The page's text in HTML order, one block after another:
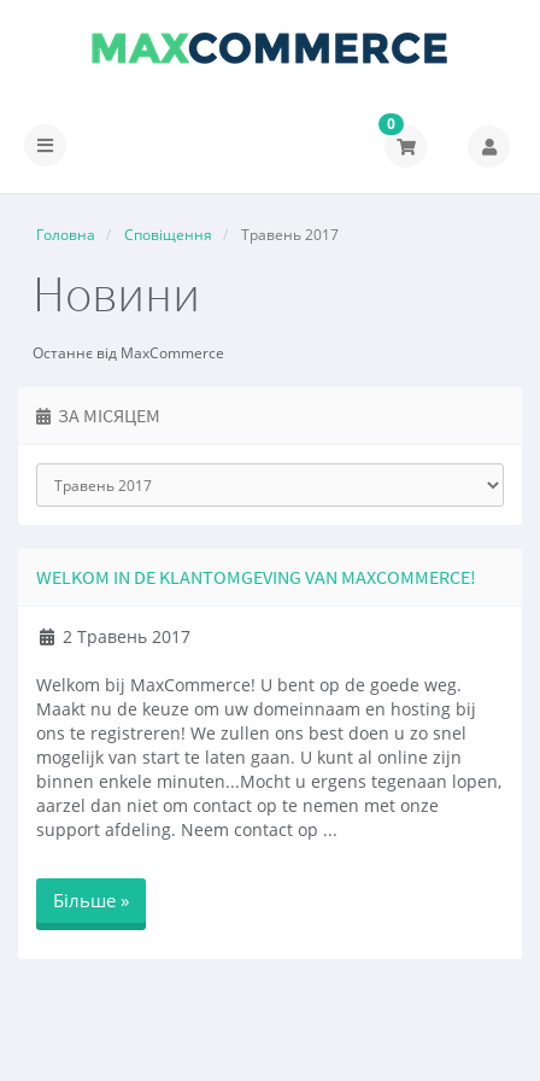
Переключити
0
Головна Сповіщення Травень 2017
Новини
Останнє від MaxCommerce
ЗА МІСЯЦЕМ
WELKOM IN DE KLANTOMGEVING VAN MAXCOMMERCE!
2 Травень 2017
Welkom bij MaxCommerce! U bent op de goede weg.
Maakt nu de keuze om uw domeinnaam en hosting bij
ons te registreren! We zullen ons best doen u zo snel
mogelijk van start te laten gaan. U kunt al online zijn
binnen enkele minuten...Mocht u ergens tegenaan lopen,
aarzel dan niet om contact op te nemen met onze
support afdeling. Neem contact op ...
Більше »